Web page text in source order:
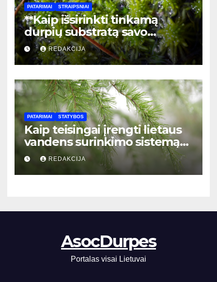
PATARIMAI STRAIPSNIAI
**Kaip išsirinkti tinkamą
durpių substratą savo
kambariniams augalams:
praktinis gidas
pradedantiesiems**
REDAKCIJA
PATARIMAI STATYBOS
Kaip teisingai įrengti lietaus
vandens surinkimo sistemą
privačiame name: žingsnis po
žingsnio vadovas
REDAKCIJA
AsocDurpes
Portalas visai Lietuvai